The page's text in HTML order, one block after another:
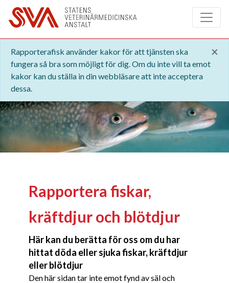
Hoppa till huvudinnehåll
×
Rapporterafisk använder kakor för att tjänsten ska
fungera så bra som möjligt för dig. Om du inte vill ta emot
kakor kan du ställa in din webbläsare att inte acceptera
dessa.
Rapportera fiskar,
kräftdjur och blötdjur
Här kan du berätta för oss om du har
hittat döda eller sjuka fiskar, kräftdjur
eller blötdjur
Den här sidan tar inte emot fynd av säl och